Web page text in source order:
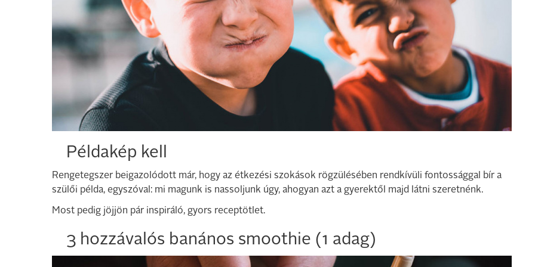
Példakép kell
Rengetegszer beigazolódott már, hogy az étkezési szokások rögzülésében rendkívüli fontossággal bír a
szülői példa, egyszóval: mi magunk is nassoljunk úgy, ahogyan azt a gyerektől majd látni szeretnénk.
Most pedig jöjjön pár inspiráló, gyors receptötlet.
3 hozzávalós banános smoothie (1 adag)